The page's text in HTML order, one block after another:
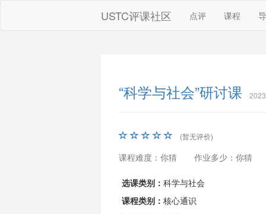
USTC评课社区 点评 课程
“科学与社会”研讨课
(暂无评价)
课程难度：你猜 作业多少：你猜
选课类别： 科学与社会
课程类别： 核心通识